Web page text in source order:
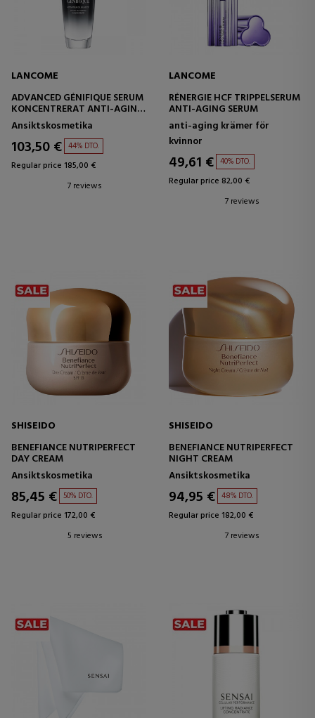
LANCOME
ADVANCED GÉNIFIQUE SERUM
KONCENTRERAT ANTI-AGING
SERUM
Ansiktskosmetika
103,50 € 44% DTO.
Regular price 185,00 €
7 reviews
LANCOME
RÉNERGIE HCF TRIPPELSERUM
ANTI-AGING SERUM
anti-aging krämer för
kvinnor
49,61 € 40% DTO.
Regular price 82,00 €
7 reviews
SHISEIDO
BENEFIANCE NUTRIPERFECT
DAY CREAM
Ansiktskosmetika
85,45 € 50% DTO.
Regular price 172,00 €
5 reviews
SHISEIDO
BENEFIANCE NUTRIPERFECT
NIGHT CREAM
Ansiktskosmetika
94,95 € 48% DTO.
Regular price 182,00 €
7 reviews